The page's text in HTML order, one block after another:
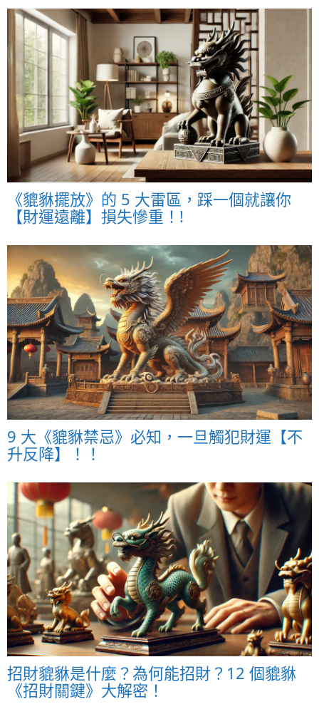
《貔貅擺放》的 5 大雷區，踩一個就讓你
【財運遠離】損失慘重！!
9 大《貔貅禁忌》必知，一旦觸犯財運【不
升反降】！！
招財貔貅是什麼？為何能招財？12 個貔貅
《招財關鍵》大解密！